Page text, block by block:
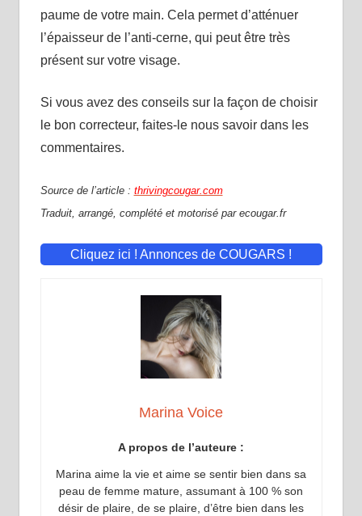
paume de votre main. Cela permet d’atténuer
l’épaisseur de l’anti-cerne, qui peut être très
présent sur votre visage.
Si vous avez des conseils sur la façon de choisir
le bon correcteur, faites-le nous savoir dans les
commentaires.
Source de l’article : thrivingcougar.com
Traduit, arrangé, complété et motorisé par ecougar.fr
Cliquez ici ! Annonces de COUGARS !
Marina Voice
A propos de l’auteure :
Marina aime la vie et aime se sentir bien dans sa
peau de femme mature, assumant à 100 % son
désir de plaire, de se plaire, d’être bien dans les